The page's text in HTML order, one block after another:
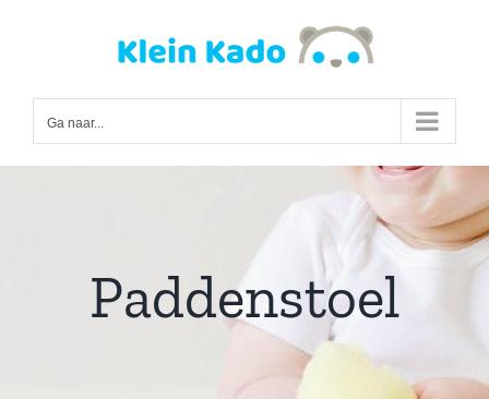
Ga naar...
Paddenstoel